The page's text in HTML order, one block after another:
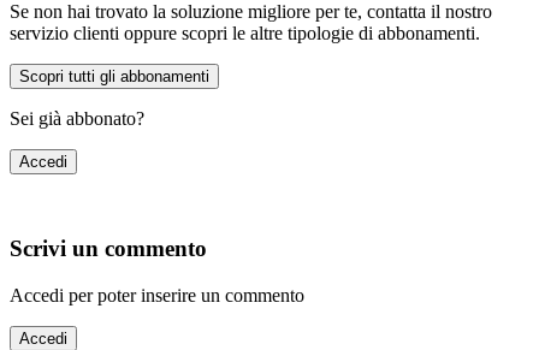
Se non hai trovato la soluzione migliore per te, contatta il nostro
servizio clienti oppure scopri le altre tipologie di abbonamenti.
Scopri tutti gli abbonamenti
Sei già abbonato?
Accedi
Scrivi un commento
Accedi per poter inserire un commento
Accedi